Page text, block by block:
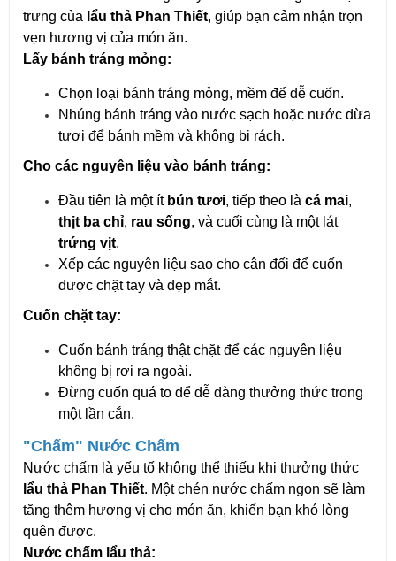
trưng của lẩu thả Phan Thiết, giúp bạn cảm nhận trọn
vẹn hương vị của món ăn.
Lấy bánh tráng mỏng:
Chọn loại bánh tráng mỏng, mềm để dễ cuốn.
Nhúng bánh tráng vào nước sạch hoặc nước dừa
tươi để bánh mềm và không bị rách.
Cho các nguyên liệu vào bánh tráng:
Đầu tiên là một ít bún tươi, tiếp theo là cá mai,
thịt ba chỉ, rau sống, và cuối cùng là một lát
trứng vịt.
Xếp các nguyên liệu sao cho cân đối để cuốn
được chặt tay và đẹp mắt.
Cuốn chặt tay:
Cuốn bánh tráng thật chặt để các nguyên liệu
không bị rơi ra ngoài.
Đừng cuốn quá to để dễ dàng thưởng thức trong
một lần cắn.
"Chấm" Nước Chấm
Nước chấm là yếu tố không thể thiếu khi thưởng thức
lẩu thả Phan Thiết. Một chén nước chấm ngon sẽ làm
tăng thêm hương vị cho món ăn, khiến bạn khó lòng
quên được.
Nước chấm lẩu thả: